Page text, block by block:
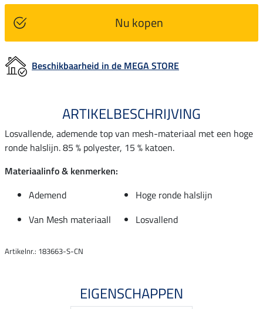
Nu kopen
Beschikbaarheid in de MEGA STORE
ARTIKELBESCHRIJVING
Losvallende, ademende top van mesh-materiaal met een hoge
ronde halslijn. 85 % polyester, 15 % katoen.
Materiaalinfo & kenmerken:
Ademend
Hoge ronde halslijn
Van Mesh materiaall
Losvallend
Artikelnr.: 183663-S-CN
EIGENSCHAPPEN